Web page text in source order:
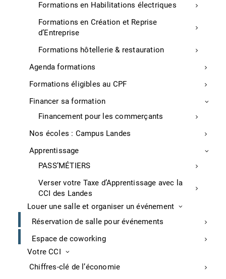
Formations en Habilitations électriques
Formations en Création et Reprise
d’Entreprise
Formations hôtellerie & restauration
Agenda formations
Formations éligibles au CPF
Financer sa formation
Financement pour les commerçants
Nos écoles : Campus Landes
Apprentissage
PASS’MÉTIERS
Verser votre Taxe d’Apprentissage avec la
CCI des Landes
Louer une salle et organiser un événement
Réservation de salle pour événements
Espace de coworking
Votre CCI
Chiffres-clé de l’économie
Sécuriser les pratiques déclaratives des
entreprises
APTITUDES :
processus déclaratif
COMPETENCES DEVELOPPEES :
Établissement rigoureux de la DSN
Suivi et contrôle des déclarations sociales
périodiques
Informations pratiques
PRE-REQUIS :
Aucun
Délai d’accès :
72 heures